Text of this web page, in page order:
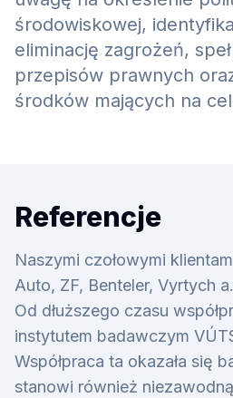
środowiskowej,
eliminację zagrożeń,
przepisów prawnych
środków mających na
Referencje
Naszymi czołowymi
Auto, ZF, Benteler, Vyrtych
Od dłuższego czasu
instytutem badawczym
Współpraca ta okazała się
stanowi również